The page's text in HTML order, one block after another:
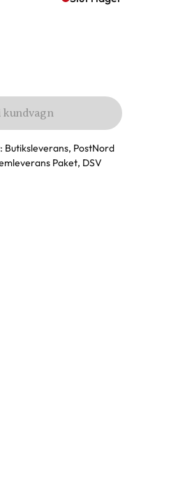
kundvagn
Butiksleverans, PostNord
Paket, DSV